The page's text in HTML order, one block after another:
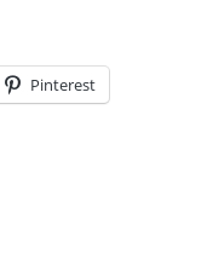
Pinterest